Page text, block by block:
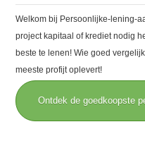
Welkom bij Persoonlijke-lening-
project kapitaal of krediet nodig
beste te lenen! Wie goed
meeste profijt oplevert!
Ontdek de goedkoopste